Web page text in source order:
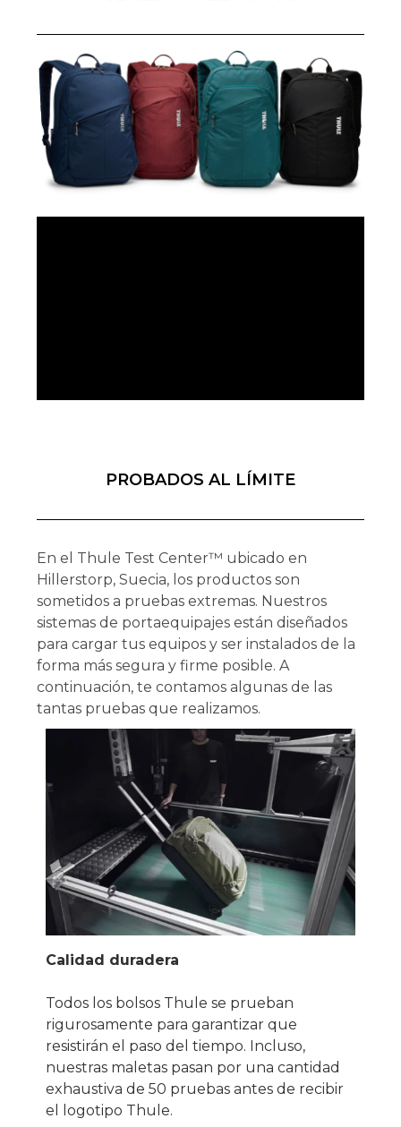
PROBADOS AL LÍMITE
En el Thule Test Center™ ubicado en
Hillerstorp, Suecia, los productos son
sometidos a pruebas extremas. Nuestros
sistemas de portaequipajes están diseñados
para cargar tus equipos y ser instalados de la
forma más segura y firme posible. A
continuación, te contamos algunas de las
tantas pruebas que realizamos.
Calidad duradera
Todos los bolsos Thule se prueban
rigurosamente para garantizar que
resistirán el paso del tiempo. Incluso,
nuestras maletas pasan por una cantidad
exhaustiva de 50 pruebas antes de recibir
el logotipo Thule.